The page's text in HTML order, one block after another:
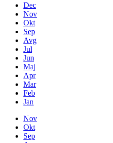
Dec
Nov
Okt
Sep
Avg
Jul
Jun
Maj
Apr
Mar
Feb
Jan
Nov
Okt
Sep